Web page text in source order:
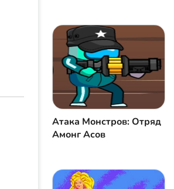
Атака Монстров: Отряд
Амонг Асов